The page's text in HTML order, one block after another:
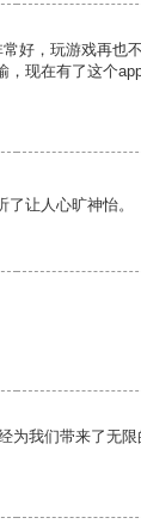
好，玩游戏再也
，现在有了这个
让人心旷神怡。
为我们带来了无